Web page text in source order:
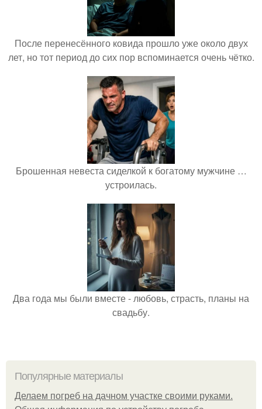
После перенесённого ковида прошло уже около двух
лет, но тот период до сих пор вспоминается очень чётко.
Брошенная невеста сиделкой к богатому мужчине …
устроилась.
Два года мы были вместе - любовь, страсть, планы на
свадьбу.
Популярные материалы
Делаем погреб на дачном участке своими руками.